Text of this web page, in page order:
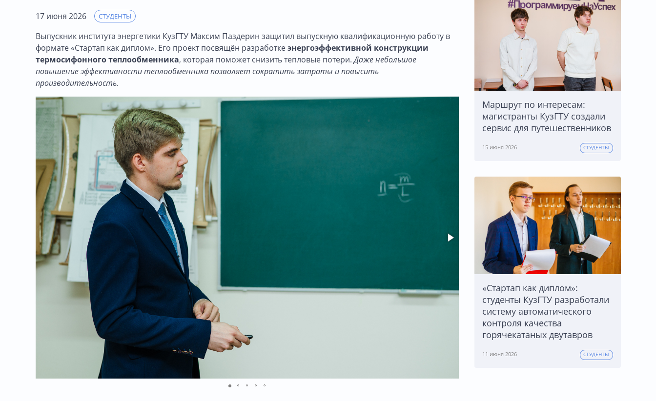
17 июня 2026 СТУДЕНТЫ
Выпускник института энергетики КузГТУ Максим Паздерин защитил выпускную квалификационную работу в
формате «Стартап как диплом». Его проект посвящён разработкеэнергоэффективной конструкции
термосифонного теплообменника, которая поможет снизить тепловые потери.Даже небольшое
повышение эффективности теплообменника позволяет сократить затраты и повысить
производительность.
Маршрут по интересам:
магистранты КузГТУ создали
сервис для путешественников
15 июня 2026 СТУДЕНТЫ
«Стартап как диплом»:
студенты КузГТУ разработали
систему автоматического
контроля качества
горячекатаных двутавров
11 июня 2026 СТУДЕНТЫ